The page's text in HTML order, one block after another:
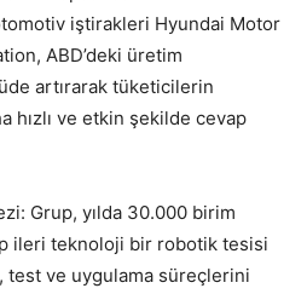
iştirakleri Hyundai Motor
ABD’deki üretim
artırarak tüketicilerin
hızlı ve etkin şekilde cevap
Grup, yılda 30.000 birim
ileri teknoloji bir robotik tesisi
test ve uygulama süreçlerini